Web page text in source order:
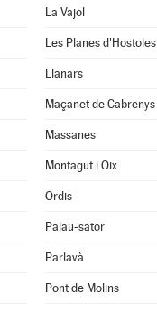
La Vajol
Les Planes d'Hostoles
Llanars
Maçanet de Cabrenys
Massanes
Montagut i Oix
Ordis
Palau-sator
Parlavà
Pont de Molins